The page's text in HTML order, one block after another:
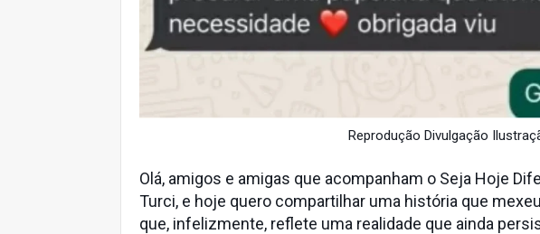
Reprodução Divulgação
Olá, amigos e amigas que acompanham o Seja Hoje
Turci, e hoje quero compartilhar uma história que
que, infelizmente, reflete uma realidade que ainda